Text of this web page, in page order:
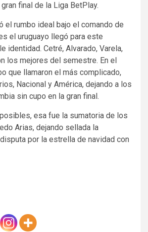
final de la Liga BetPlay.
el rumbo ideal bajo el comando de
el uruguayo llegó para este
identidad. Cetré, Alvarado, Varela,
los mejores del semestre. En el
que llamaron el más complicado,
Nacional y América, dejando a los
sin cupo en la gran final.
esa fue la sumatoria de los
Arias, dejando sellada la
por la estrella de navidad con